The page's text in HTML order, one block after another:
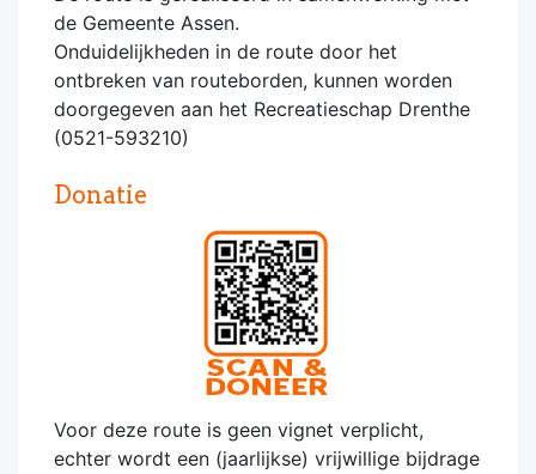
de Gemeente Assen.
Onduidelijkheden in de route door het
ontbreken van routeborden, kunnen worden
doorgegeven aan het Recreatieschap Drenthe
(0521-593210)
Donatie
Voor deze route is geen vignet verplicht,
echter wordt een (jaarlijkse) vrijwillige bijdrage